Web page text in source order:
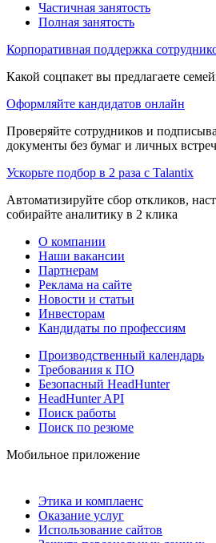
Частичная занятость
Полная занятость
Корпоративная поддержка
Какой соцпакет вы предлагаете
Оформляйте кандидатов онлайн
Проверяйте сотрудников и
документы без бумаг и личных встреч
Ускорьте подбор в 2 раза с Talantix
Автоматизируйте сбор откликов,
собирайте аналитику в 2 клика
О компании
Наши вакансии
Партнерам
Реклама на сайте
Новости и статьи
Инвесторам
Кандидаты по профессиям
Производственный календарь
Требования к ПО
Безопасный HeadHunter
HeadHunter API
Поиск работы
Поиск по резюме
Мобильное приложение
Этика и комплаенс
Оказание услуг
Использование сайтов